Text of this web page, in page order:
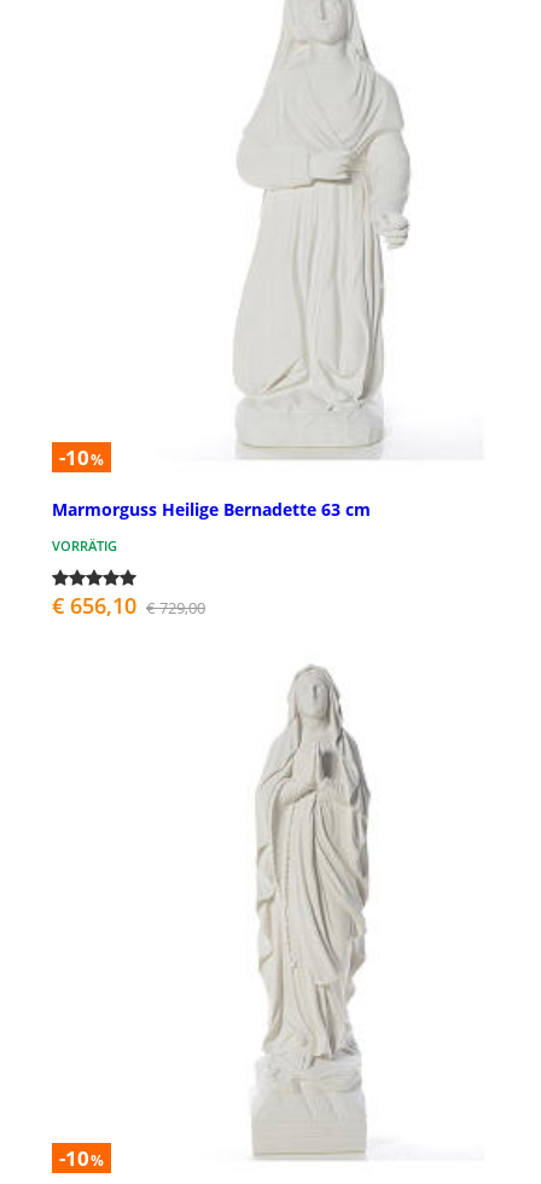
-10%
Marmorguss Heilige Bernadette 63 cm
VORRÄTIG
€ 656,10 € 729,00
-10%